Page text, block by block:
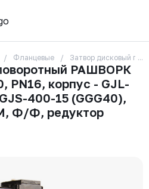
Фланцевые Затвор дисковый
РАШВОРК
PN16, корпус - GJL-
400-15 (GGG40),
Ф/Ф, редуктор